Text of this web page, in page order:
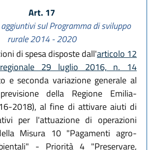
Art. 17
sul Programma di sviluppo
rurale 2014 - 2020
di spesa disposte dall'articolo 12
29 luglio 2016, n. 14
e seconda variazione generale al
della Regione Emilia-
2018), al fine di attivare aiuti di
per l'attuazione di operazioni
Misura 10 "Pagamenti agro-
- Priorità 4 "Preservare,